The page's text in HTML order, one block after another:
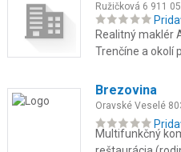
Ružičková 6 911
Realitný maklér
Trenčíne a okolí
nehnuteľností,
Brezovina
Oravské Veselé
Multifunkčný